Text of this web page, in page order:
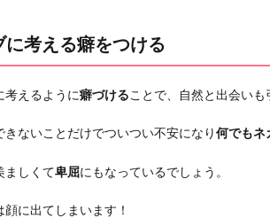
に考える癖をつける
考えるように癖づけることで、自然と出会いも
ないことだけでついつい不安になり何でもネ
ましくて卑屈にもなっているでしょう。
に出てしまいます！